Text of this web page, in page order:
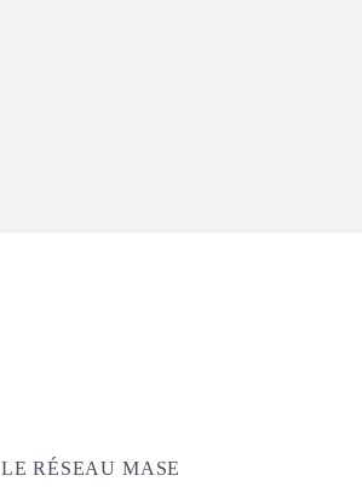
LE RÉSEAU MASE